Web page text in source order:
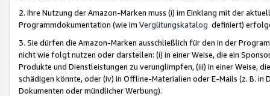
2. Ihre Nutzung der Amazon-Marken muss (i) im Einklang mit der
Programmdokumentation (wie im Vergütungskatalog definiert)
3. Sie dürfen die Amazon-Marken ausschließlich für den in der
nicht wie folgt nutzen oder darstellen: (i) in einer Weise, die ein
Produkte und Dienstleistungen zu verunglimpfen, (iii) in einer Weise,
schädigen könnte, oder (iv) in Offline-Materialien oder E-Mails (z. B. in
Dokumenten oder mündlicher Werbung).